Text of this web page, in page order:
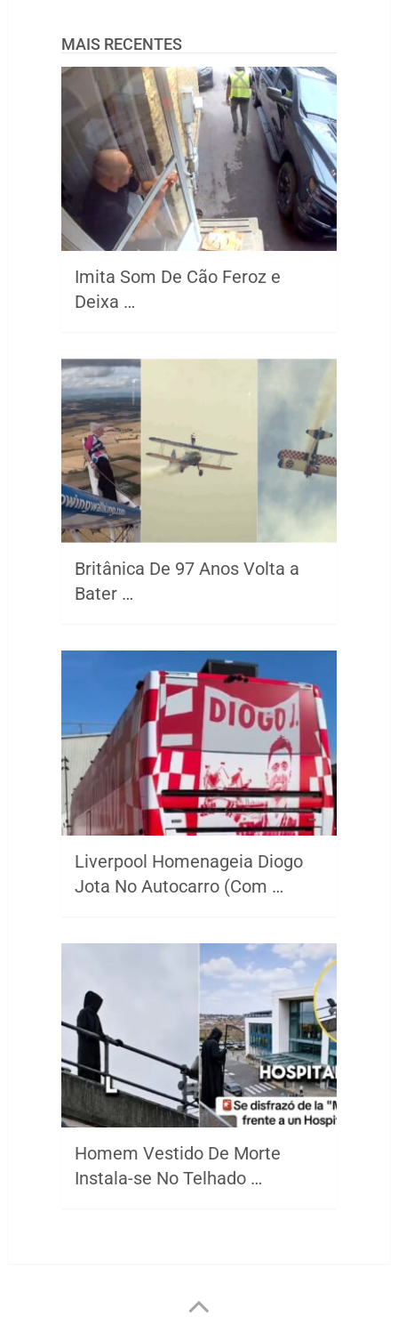
MAIS RECENTES
Imita Som De Cão Feroz e
Deixa …
Britânica De 97 Anos Volta a
Bater …
Liverpool Homenageia Diogo
Jota No Autocarro (Com …
Homem Vestido De Morte
Instala-se No Telhado …